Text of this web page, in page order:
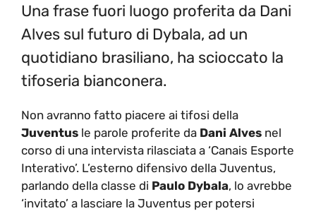
Una frase fuori luogo proferita da Dani
Alves sul futuro di Dybala, ad un
quotidiano brasiliano, ha scioccato la
tifoseria bianconera.
Non avranno fatto piacere ai tifosi della
Juventus le parole proferite da Dani Alves nel
corso di una intervista rilasciata a ‘Canais Esporte
Interativo’. L’esterno difensivo della Juventus,
parlando della classe di Paulo Dybala, lo avrebbe
‘invitato’ a lasciare la Juventus per potersi